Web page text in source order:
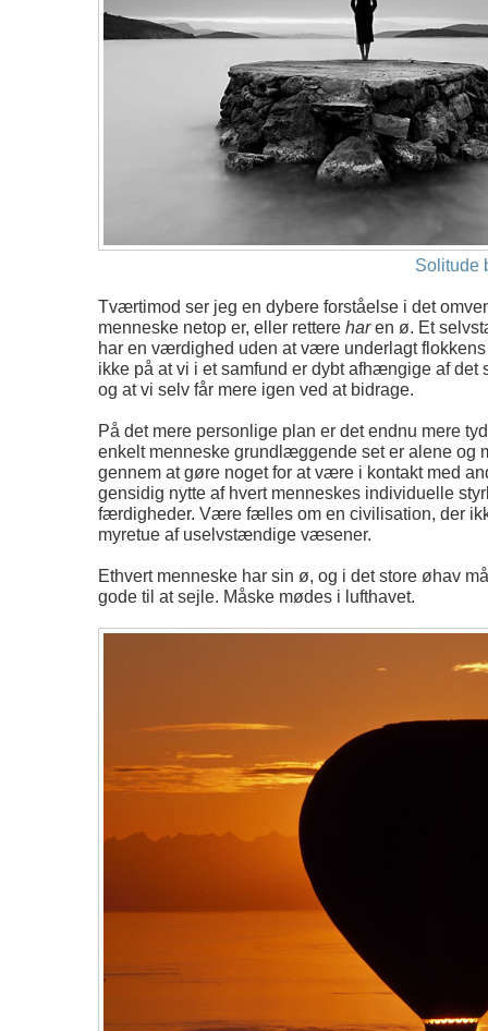
Solitude
Tværtimod ser jeg en dybere forståelse i det
menneske netop er, eller rettere haren ø. Et
har en værdighed uden at være underlagt
ikke på at vi i et samfund er dybt afhængige af det
og at vi selv får mere igen ved at bidrage.
På det mere personlige plan er det endnu mere
enkelt menneske grundlæggende set er alene og
gennem at gøre noget for at være i kontakt med
gensidig nytte af hvert menneskes individuelle
færdigheder. Være fælles om en civilisation, der
myretue af uselvstændige væsener.
Ethvert menneske har sin ø, og i det store øhav
gode til at sejle. Måske mødes i lufthavet.